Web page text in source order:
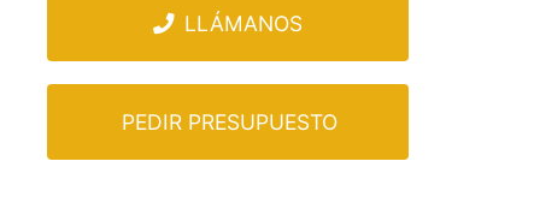
LLÁMANOS
PEDIR PRESUPUESTO